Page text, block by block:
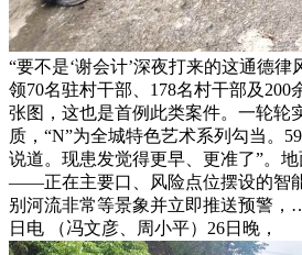
“要不是‘谢会计’深夜打来的这通德律
领70名驻村干部、178名村干部及200
张图，这也是首例此类案件。一轮轮
质，“N”为全城特色艺术系列勾当。
说道。现患发觉得更早、更准了”。
——正在主要口、风险点位摆设的智
别河流非常等景象并立即推送预警，
日电 （冯文彦、周小平）26日晚，